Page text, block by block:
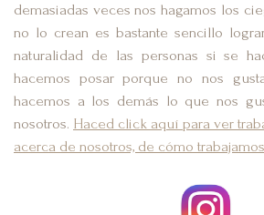
demasiadas veces nos hagamos los
no lo crean es bastante sencillo
naturalidad de las personas si se
hacemos posar porque no nos
hacemos a los demás lo que nos
nosotros. Haced click aquí para ver
acerca de nosotros, de cómo